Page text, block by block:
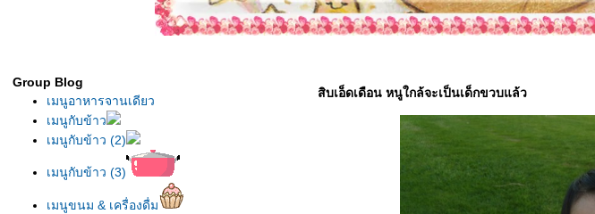
Group Blog
เมนูอาหารจานเดียว
เมนูกับข้าว
เมนูกับข้าว (2)
เมนูกับข้าว (3)
เมนูขนม & เครื่องดื่ม
สิบเอ็ดเดือน หนูใกล้จะเป็นเด็กขวบแล้ว